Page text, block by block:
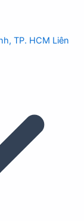
TP. HCM Liên